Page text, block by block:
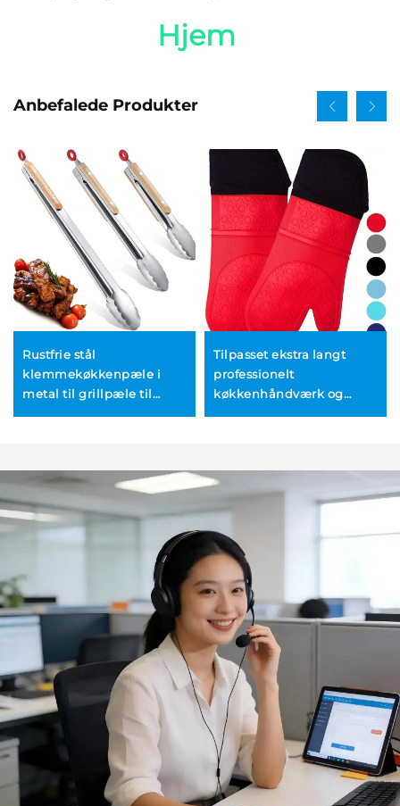
Hjem
Anbefalede Produkter
Rustfrie stål
klemmekøkkenpæle i
metal til grillpæle til
Tilpasset ekstra langt
professionelt
køkkenhåndværk og